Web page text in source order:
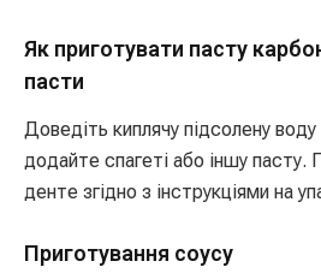
Як приготувати пасту
пасти
Доведіть киплячу підсолену воду
додайте спагеті або іншу пасту.
денте згідно з інструкціями на
Приготування соусу